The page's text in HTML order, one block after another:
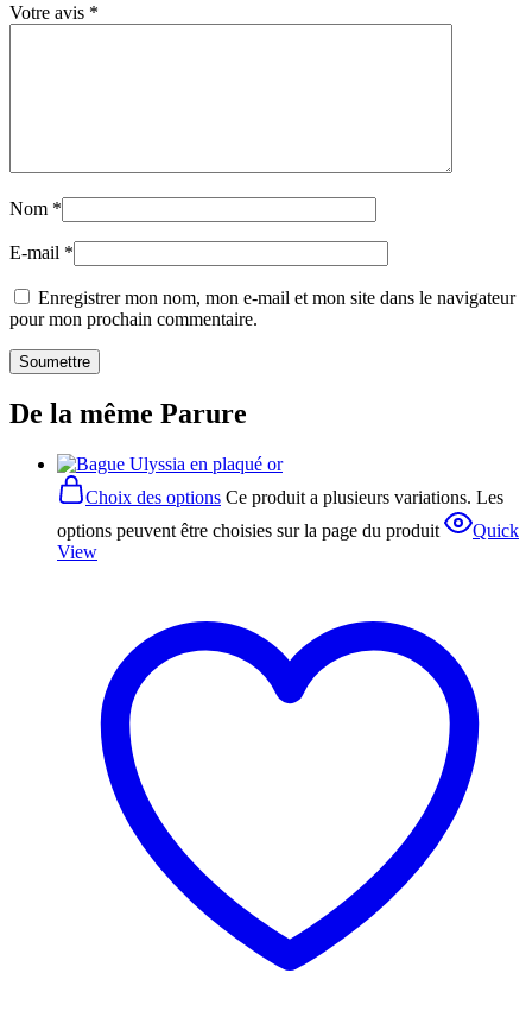
Votre avis *
Nom *
E-mail *
Enregistrer mon nom, mon e-mail et mon site dans le navigateur
pour mon prochain commentaire.
De la même Parure
Choix des options Ce produit a plusieurs variations. Les
options peuvent être choisies sur la page du produit
Quick
View